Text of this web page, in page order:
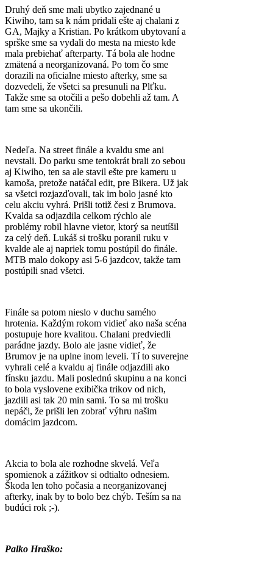
Druhý deň sme mali ubytko zajednané u
Kiwiho, tam sa k nám pridali ešte aj chalani z
GA, Majky a Kristian. Po krátkom ubytovaní a
sprške sme sa vydali do mesta na miesto kde
mala prebiehať afterparty. Tá bola ale hodne
zmätená a neorganizovaná. Po tom čo sme
dorazili na oficialne miesto afterky, sme sa
dozvedeli, že všetci sa presunuli na Plťku.
Takže sme sa otočili a pešo dobehli až tam. A
tam sme sa ukončili.
Nedeľa. Na street finále a kvaldu sme ani
nevstali. Do parku sme tentokrát brali zo sebou
aj Kiwiho, ten sa ale stavil ešte pre kameru u
kamoša, pretože natáčal edit, pre Bikera. Už jak
sa všetci rozjazďovali, tak im bolo jasné kto
celu akciu vyhrá. Prišli totiž česi z Brumova.
Kvalda sa odjazdila celkom rýchlo ale
problémy robil hlavne vietor, ktorý sa neutíšil
za celý deň. Lukáš si trošku poranil ruku v
kvalde ale aj napriek tomu postúpil do finále.
MTB malo dokopy asi 5-6 jazdcov, takže tam
postúpili snad všetci.
Finále sa potom nieslo v duchu samého
hrotenia. Každým rokom vidieť ako naša scéna
postupuje hore kvalitou. Chalani predviedli
parádne jazdy. Bolo ale jasne vidieť, že
Brumov je na uplne inom leveli. Tí to suverejne
vyhrali celé a kvaldu aj finále odjazdili ako
fínsku jazdu. Mali poslednú skupinu a na konci
to bola vyslovene exibička trikov od nich,
jazdili asi tak 20 min sami. To sa mi trošku
nepáči, že prišli len zobrať výhru našim
domácim jazdcom.
Akcia to bola ale rozhodne skvelá. Veľa
spomienok a zážitkov si odtialto odnesiem.
Škoda len toho počasia a neorganizovanej
afterky, inak by to bolo bez chýb. Teším sa na
budúci rok ;-).
Palko Hraško: